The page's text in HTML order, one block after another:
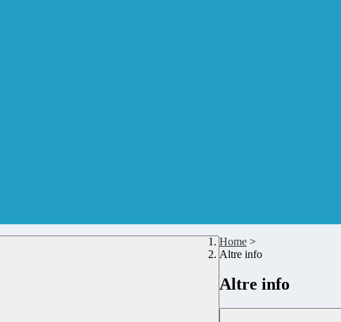
Home >
Altre info
Altre info